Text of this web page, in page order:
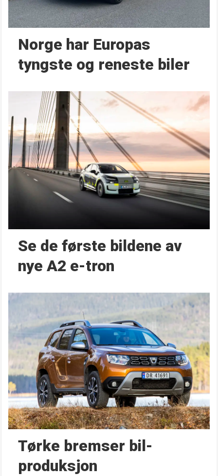
Norge har Europas
tyngste og reneste biler
Se de første bildene av
nye A2 e-tron
Tørke bremser bil­
produksjon